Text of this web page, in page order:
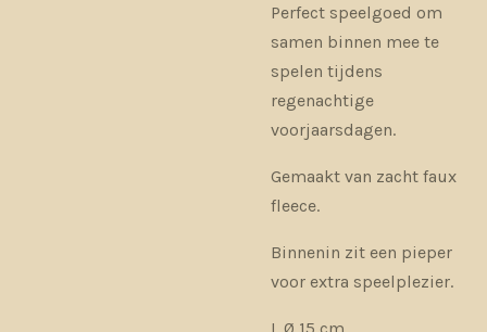
Perfect speelgoed om
samen binnen mee te
spelen tijdens
regenachtige
voorjaarsdagen.
Gemaakt van zacht faux
fleece.
Binnenin zit een pieper
voor extra speelplezier.